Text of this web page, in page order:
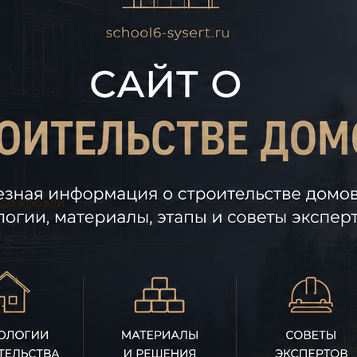
кровли